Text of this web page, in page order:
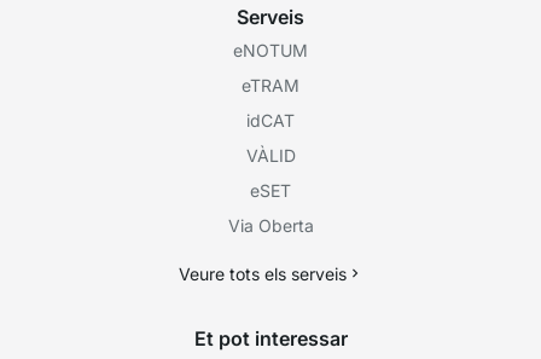
Serveis
eNOTUM
eTRAM
idCAT
VÀLID
eSET
Via Oberta
Veure tots els serveis
Et pot interessar